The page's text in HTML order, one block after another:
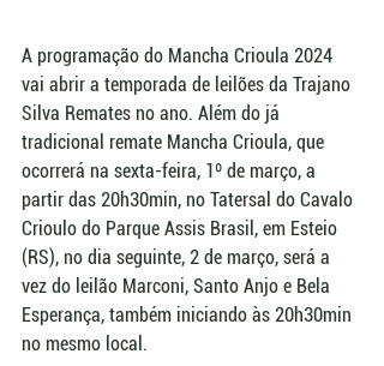
A programação do Mancha Crioula 2024
vai abrir a temporada de leilões da Trajano
Silva Remates no ano. Além do já
tradicional remate Mancha Crioula, que
ocorrerá na sexta-feira, 1º de março, a
partir das 20h30min, no Tatersal do Cavalo
Crioulo do Parque Assis Brasil, em Esteio
(RS), no dia seguinte, 2 de março, será a
vez do leilão Marconi, Santo Anjo e Bela
Esperança, também iniciando às 20h30min
no mesmo local.